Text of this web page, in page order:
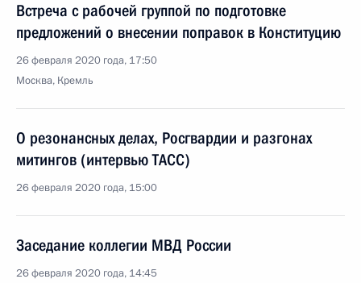
Встреча с рабочей группой по подготовке
предложений о внесении поправок в Конституцию
26 февраля 2020 года, 17:50
Москва, Кремль
О резонансных делах, Росгвардии и разгонах
митингов (интервью ТАСС)
26 февраля 2020 года, 15:00
Заседание коллегии МВД России
26 февраля 2020 года, 14:45